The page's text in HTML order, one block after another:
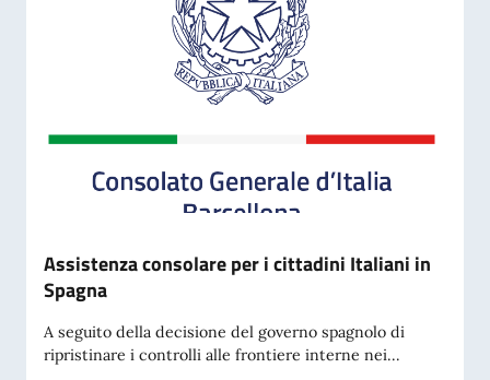
Assistenza consolare per i cittadini Italiani in
Spagna
A seguito della decisione del governo spagnolo di
ripristinare i controlli alle frontiere interne nei...